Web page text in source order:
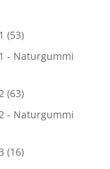
(53)
- Naturgummi
(63)
- Naturgummi
(16)